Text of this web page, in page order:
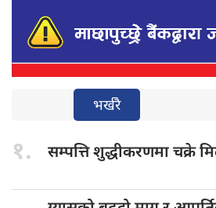
भर्खरै
१. सम्पत्ति शुद्धीकरणमाचक्रे